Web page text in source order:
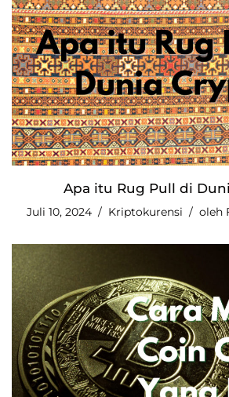
Apa itu Rug Pull di
Juli 10, 2024 Kriptokurensi oleh